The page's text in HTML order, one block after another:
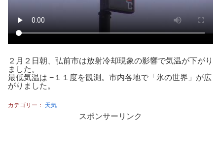
２月２日朝、弘前市は放射冷却現象の影響で気温が下がり
ました。
最低気温は −１１度を観測。市内各地で「氷の世界」が広
がりました。
カテゴリー： 天気
スポンサーリンク